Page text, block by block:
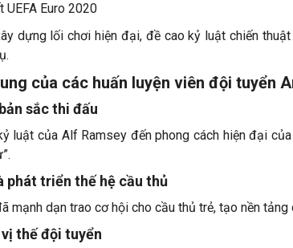
UEFA Euro 2020
dựng lối chơi hiện đại, đề cao kỷ luật chiến
của các huấn luyện viên đội tuyển
sắc thi đấu
luật của Alf Ramsey đến phong cách hiện đại
phát triển thế hệ cầu thủ
mạnh dạn trao cơ hội cho cầu thủ trẻ, tạo nền
thế đội tuyển